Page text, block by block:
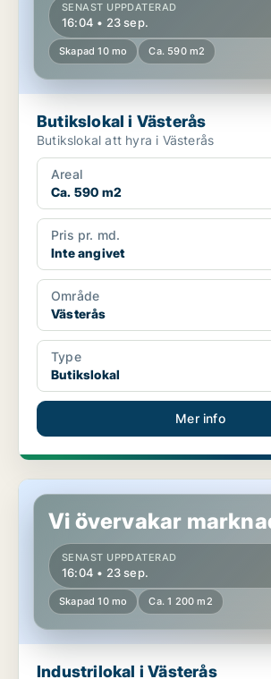
SENAST UPPDATERAD
16:04 • 23 sep.
Skapad 10 mo Ca. 590 m2
Butikslokal i Västerås
Butikslokal att hyra i Västerås
Areal
Ca. 590 m2
Pris pr. md.
Inte angivet
Område
Västerås
Type
Butikslokal
Mer info
Industrilokal i Västerås
Vi övervakar
SENAST UPPDATERAD
16:04 • 23 sep.
Skapad 10 mo Ca. 1 200 m2
Industrilokal i Västerås